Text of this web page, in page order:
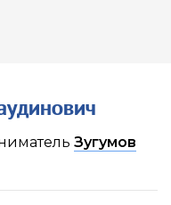
Зугумов